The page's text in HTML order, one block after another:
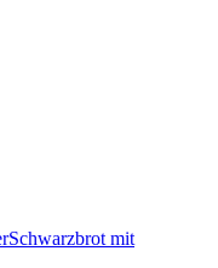
Schwarzbrot mit